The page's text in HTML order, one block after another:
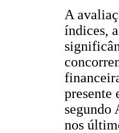
A
índices,
presente
segundo
nos